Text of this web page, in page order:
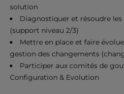
solution
Diagnostiquer et résoudre
(support niveau 2/3)
Mettre en place et faire
gestion des changements
Participer aux comités de
Configuration & Evolution